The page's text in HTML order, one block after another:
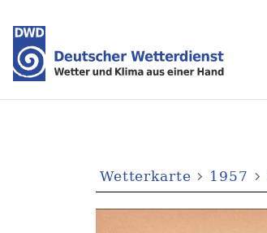
Wetterkarte 1957